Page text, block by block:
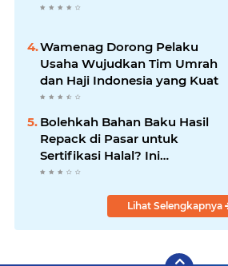
Wamenag Dorong Pelaku
Usaha Wujudkan Tim Umrah
dan Haji Indonesia yang Kuat
Bolehkah Bahan Baku Hasil
Repack di Pasar untuk
Sertifikasi Halal? Ini
Penjelasannya
Lihat Selengkapnya